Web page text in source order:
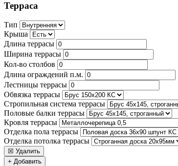
Терраса
Тип
Крыша
Длина террасы
Ширина террасы
Кол-во столбов
Длина ограждений п.м.
Лестницы террасы
Обвязка террасы
Стропильная система террасы
Половые балки террасы
Кровля террасы
Отделка пола террасы
Отделка потолка террасы
☒ Удалить
+ Добавить